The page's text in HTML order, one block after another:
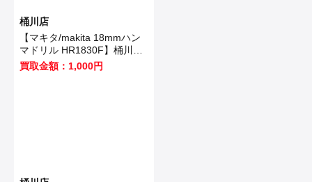
桶川店
【マキタ/makita 18mmハン
マドリル HR1830F】桶川市
のお客様から買取いたしまし
買取金額：1,000円